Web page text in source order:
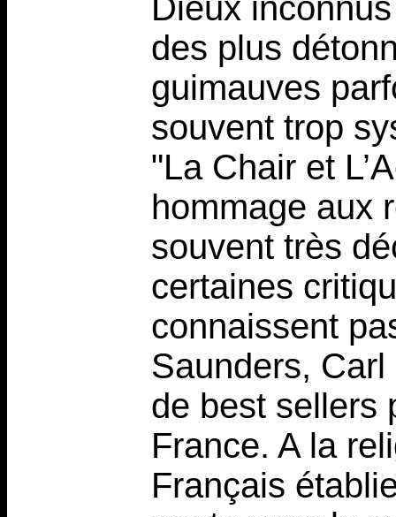
Dieux
des plus
guimauves
souvent trop
"La Chair et
hommage aux
souvent très
certaines
connaissent
Saunders,
de best sellers
France. A la
Français